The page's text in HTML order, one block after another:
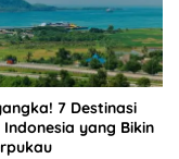
7 Destinasi
yang Bikin